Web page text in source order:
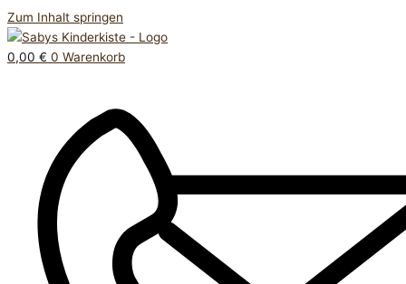
Zum Inhalt springen
0,00 € 0 Warenkorb